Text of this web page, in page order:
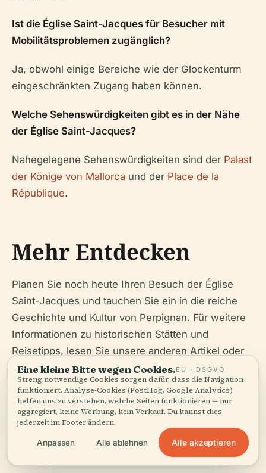
Ist die Église Saint-Jacques für Besucher mit
Mobilitätsproblemen zugänglich?
Ja, obwohl einige Bereiche wie der Glockenturm
eingeschränkten Zugang haben können.
Welche Sehenswürdigkeiten gibt es in der Nähe
der Église Saint-Jacques?
Nahegelegene Sehenswürdigkeiten sind der Palast
der Könige von Mallorca und der Place de la
République.
Mehr Entdecken
Planen Sie noch heute Ihren Besuch der Église
Saint-Jacques und tauchen Sie ein in die reiche
Geschichte und Kultur von Perpignan. Für weitere
Informationen zu historischen Stätten und
Reisetipps, lesen Sie unsere anderen Artikel oder
folgen Sie uns auf Social Media.
Hören Sie die ganze Geschichte in der App
Eine kleine Bitte wegen Cookies.EU · DSGVO
Streng notwendige Cookies sorgen dafür, dass die Navigation
funktioniert. Analyse-Cookies (PostHog, Google Analytics)
helfen uns zu verstehen, welche Seiten funktionieren — nur
aggregiert, keine Werbung, kein Verkauf. Du kannst dies
jederzeit im Footer ändern.
Anpassen Alle ablehnen Alle akzeptieren